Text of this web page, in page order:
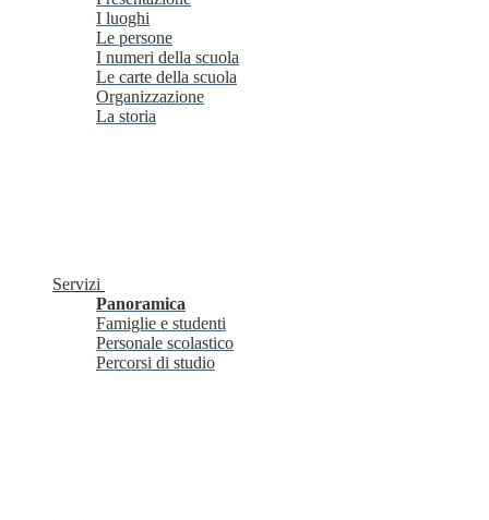
I luoghi
Le persone
I numeri della scuola
Le carte della scuola
Organizzazione
La storia
Servizi
Panoramica
Famiglie e studenti
Personale scolastico
Percorsi di studio